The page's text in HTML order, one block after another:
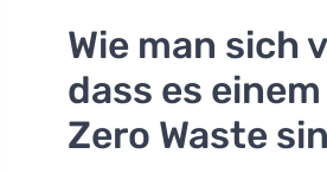
Wie man sich
dass es
Zero Waste